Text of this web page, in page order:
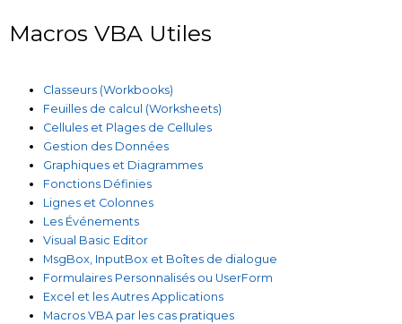
Macros VBA Utiles
Classeurs (Workbooks)
Feuilles de calcul (Worksheets)
Cellules et Plages de Cellules
Gestion des Données
Graphiques et Diagrammes
Fonctions Définies
Lignes et Colonnes
Les Événements
Visual Basic Editor
MsgBox, InputBox et Boîtes de dialogue
Formulaires Personnalisés ou UserForm
Excel et les Autres Applications
Macros VBA par les cas pratiques